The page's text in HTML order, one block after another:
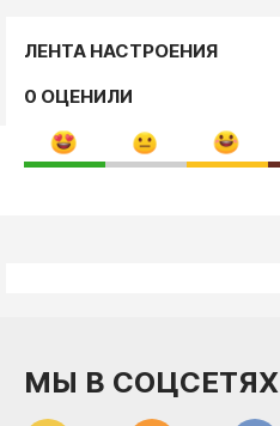
ЛЕНТА НАСТРОЕНИЯ
0 ОЦЕНИЛИ
МЫ В СОЦСЕТЯХ